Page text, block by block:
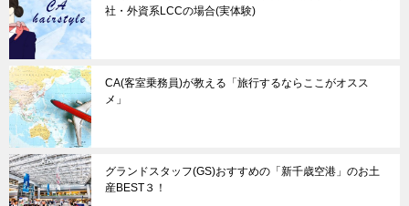
社・外資系LCCの場合(実体験)
CA(客室乗務員)が教える「旅行するならここがオスス
メ」
グランドスタッフ(GS)おすすめの「新千歳空港」のお土
産BEST３！